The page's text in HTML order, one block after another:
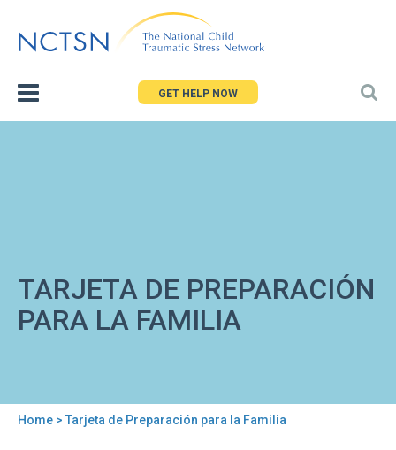
to
GET HELP NOW
TARJETA DE PREPARACIÓN
PARA LA FAMILIA
Home > Tarjeta de Preparación para la Familia